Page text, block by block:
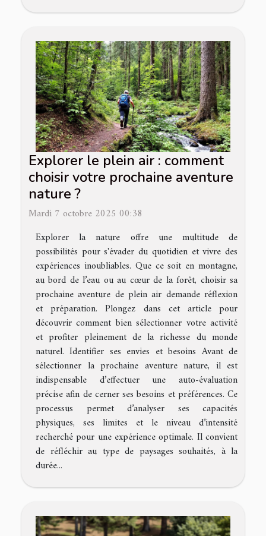
Explorer le plein air : comment
choisir votre prochaine aventure
nature ?
Mardi 7 octobre 2025 00:38
Explorer la nature offre une multitude de
possibilités pour s'évader du quotidien et vivre des
expériences inoubliables. Que ce soit en montagne,
au bord de l’eau ou au cœur de la forêt, choisir sa
prochaine aventure de plein air demande réflexion
et préparation. Plongez dans cet article pour
découvrir comment bien sélectionner votre activité
et profiter pleinement de la richesse du monde
naturel. Identifier ses envies et besoins Avant de
sélectionner la prochaine aventure nature, il est
indispensable d’effectuer une auto-évaluation
précise afin de cerner ses besoins et préférences. Ce
processus permet d’analyser ses capacités
physiques, ses limites et le niveau d’intensité
recherché pour une expérience optimale. Il convient
de réfléchir au type de paysages souhaités, à la
durée...